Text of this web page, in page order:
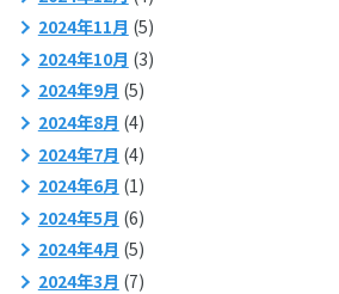
2024年11月 (5)
2024年10月 (3)
2024年9月 (5)
2024年8月 (4)
2024年7月 (4)
2024年6月 (1)
2024年5月 (6)
2024年4月 (5)
2024年3月 (7)